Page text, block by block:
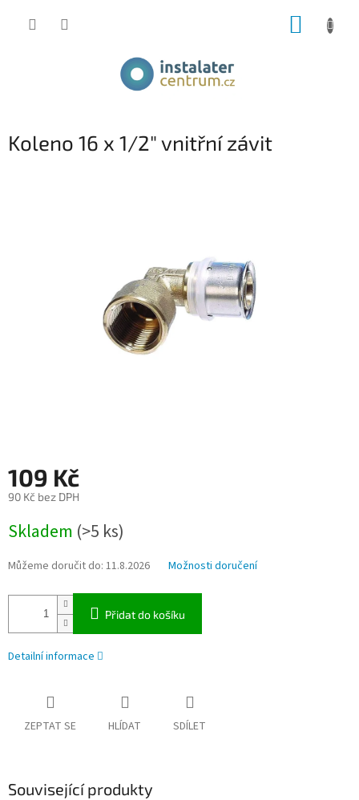
Koleno 16 x 1/2" vnitřní závit
109 Kč
90 Kč bez DPH
cena:
Skladem (>5 ks)
Můžeme doručit do: 11.8.2026 Možnosti doručení
Přidat do košíku
Detailní informace
ZEPTAT SE HLÍDAT SDÍLET
Související produkty